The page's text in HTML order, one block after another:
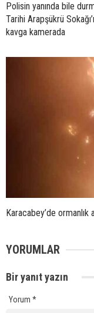
Polisin yanında bile
Tarihi Arapşükrü
kavga kamerada
Karacabey’de ormanlık
YORUMLAR
Bir yanıt yazın
Yorum *